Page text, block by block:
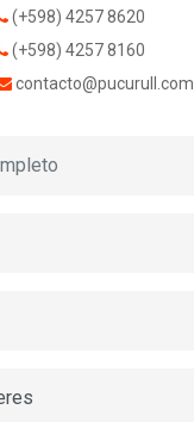
(+598) 4257 8620
(+598) 4257 8160
contacto@pucurull.com